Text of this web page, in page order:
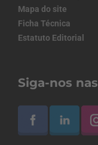
Mapa do site
Ficha Técnica
Estatuto Editorial
Siga-nos